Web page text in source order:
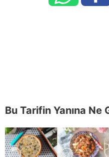
Bu Tarifin Yanına Ne